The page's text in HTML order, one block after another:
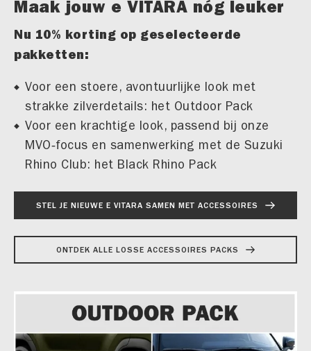
Maak jouw e VITARA nóg leuker
Nu 10% korting op geselecteerde
pakketten:
Voor een stoere, avontuurlijke look met
strakke zilverdetails: het Outdoor Pack
Voor een krachtige look, passend bij onze
MVO‑focus en samenwerking met de Suzuki
Rhino Club: het Black Rhino Pack
STEL JE NIEUWE E VITARA SAMEN MET ACCESSOIRES
ONTDEK ALLE LOSSE ACCESSOIRES PACKS